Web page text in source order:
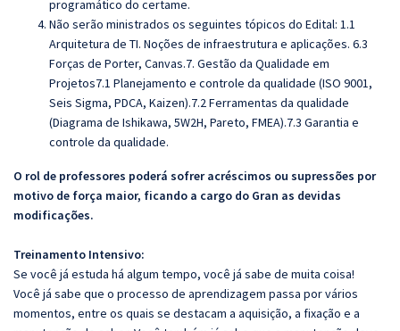
programático do certame.
Não serão ministrados os seguintes tópicos do Edital: 1.1
Arquitetura de TI. Noções de infraestrutura e aplicações. 6.3
Forças de Porter, Canvas.7. Gestão da Qualidade em
Projetos7.1 Planejamento e controle da qualidade (ISO 9001,
Seis Sigma, PDCA, Kaizen).7.2 Ferramentas da qualidade
(Diagrama de Ishikawa, 5W2H, Pareto, FMEA).7.3 Garantia e
controle da qualidade.
O rol de professores poderá sofrer acréscimos ou supressões por
motivo de força maior, ficando a cargo do Gran as devidas
modificações.
Treinamento Intensivo:
Se você já estuda há algum tempo, você já sabe de muita coisa!
Você já sabe que o processo de aprendizagem passa por vários
momentos, entre os quais se destacam a aquisição, a fixação e a